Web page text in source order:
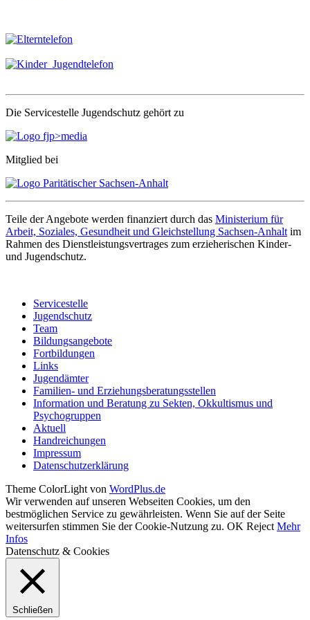
Die Servicestelle Jugendschutz gehört zu
Mitglied bei
Teile der Angebote werden finanziert durch das Ministerium für
Arbeit, Soziales, Gesundheit und Gleichstellung Sachsen-Anhalt im
Rahmen des Dienstleistungsvertrages zum erzieherischen Kinder-
und Jugendschutz.
Servicestelle
Jugendschutz
Team
Bildungsangebote
Fortbildungen
Links
Jugendämter
Familien- und Erziehungsberatungsstellen
Information und Beratung zu Sekten, Okkultismus und
Psychogruppen
Aktuell
Handreichungen
Impressum
Datenschutzerklärung
Theme ColorLight von WordPlus.de
Wir verwenden auf unseren Webseiten Cookies, um den
bestmöglichen Service zu gewährleisten. Wenn Sie auf der Seite
weitersurfen stimmen Sie der Cookie-Nutzung zu. OK Reject Mehr
Infos
Datenschutz & Cookies
Schließen